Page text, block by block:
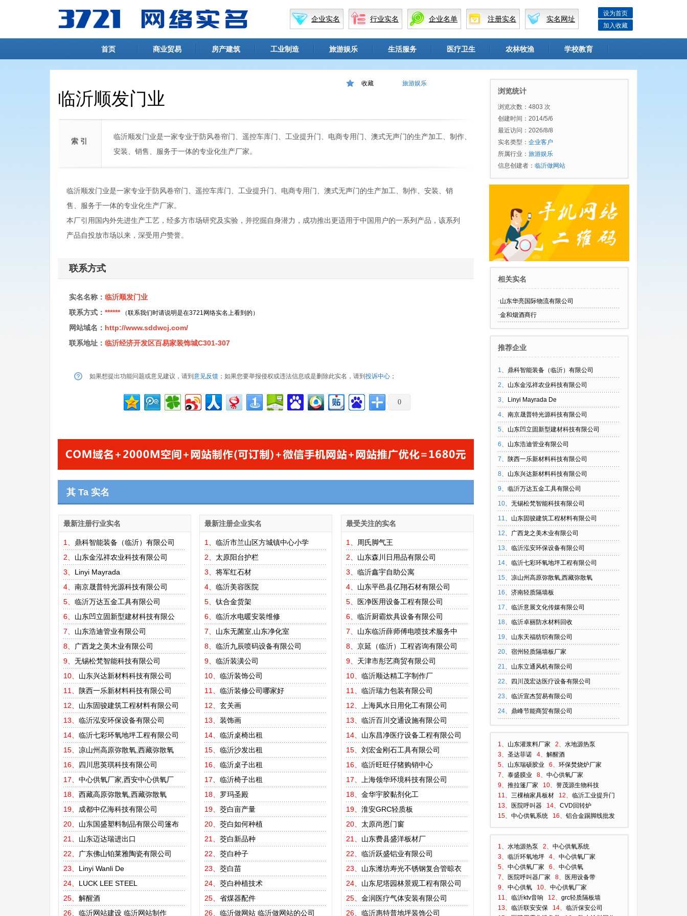
企业实名 行业实名 企业名单 注册实名 实名网址
设为首页
加入收藏
首页 商业贸易 房产建筑 工业制造 旅游娱乐 生活服务 医疗卫生 农林牧渔 学校教育
收藏 旅游娱乐
临沂顺发门业
索 引
临沂顺发门业是一家专业于防风卷帘门、遥控车库门、工业提升门、电商专用门、澳式无声门的生产加工、制作、
安装、销售、服务于一体的专业化生产厂家。
临沂顺发门业是一家专业于防风卷帘门、遥控车库门、工业提升门、电商专用门、澳式无声门的生产加工、制作、安装、销
售、服务于一体的专业化生产厂家。
本厂引用国内外先进生产工艺，经多方市场研究及实验，并挖掘自身潜力，成功推出更适用于中国用户的一系列产品，该系列
产品自投放市场以来，深受用户赞誉。
联系方式
实名名称： 临沂顺发门业
联系方式： ******（联系我们时请说明是在3721网络实名上看到的）
网站域名： http://www.sddwcj.com/
联系地址： 临沂经济开发区百易家装饰城C301-307
如果想提出功能问题或意见建议，请到 意见反馈 ；如果您要举报侵权或违法信息或是删除此实名，请到 投诉中心 ；
0
其 Ta 实名
最新注册行业实名
1、 鼎科智能装备（临沂）有限公司
2、 山东金泓祥农业科技有限公司
3、 Linyi Mayrada
4、 南京晟普特光源科技有限公司
5、 临沂万达五金工具有限公司
6、 山东凹立固新型建材科技有限公
7、 山东浩迪管业有限公司
8、
广西龙之美木业有限公司
9、 无锡松梵智能科技有限公司
10、 山东兴达新材料科技有限公司
11、
陕西一乐新材料科技有限公司
12、 山东固骏建筑工程材料有限公司
13、 临沂泓安环保设备有限公司
14、 临沂七彩环氧地坪工程有限公司
15、 凉山州高原弥散氧,西藏弥散氧
16、 四川思英琪科技有限公司
17、 中心供氧厂家,西安中心供氧厂
18、 西藏高原弥散氧,西藏弥散氧
19、 成都中亿海科技有限公司
20、 山东国盛塑料制品有限公司篷布
21、 山东迈达瑞进出口
22、
广东佛山铂莱雅陶瓷有限公司
23、 Linyi Wanli De
24、 LUCK LEE STEEL
25、 解醒酒
26、 临沂网站建设 临沂网站制作
最新注册企业实名
1、 临沂市兰山区方城镇中心小学
2、 太原阳台护栏
3、 将军红石材
4、 临沂美容医院
5、 钛合金货架
6、 临沂水电暖安装维修
7、 山东无菌室,山东净化室
8、 临沂九辰喷码设备有限公司
9、 临沂装潢公司
10、 临沂装饰公司
11、 临沂装修公司哪家好
12、 玄关画
13、 装饰画
14、 临沂桌椅出租
15、 临沂沙发出租
16、 临沂桌子出租
17、 临沂椅子出租
18、 罗玛圣殿
19、 茭白亩产量
20、 茭白如何种植
21、 茭白新品种
22、 茭白种子
23、 茭白苗
24、 茭白种植技术
25、 省煤器配件
26、 临沂做网站 临沂做网站的公司
最受关注的实名
1、
周氏脚气王
2、 山东森川日用品有限公司
3、 临沂鑫宇自助公寓
4、 山东平邑县亿翔石材有限公司
5、
医净医用设备工程有限公司
6、 临沂厨霸炊具设备有限公司
7、 山东临沂薛师傅电喷技术服务中
8、 京延（临沂）工程咨询有限公司
9、 天津市彤艺商贸有限公司
10、 临沂顺达精工字制作厂
11、 临沂瑞力包装有限公司
12、
上海凤水日用化工有限公司
13、 临沂百川交通设施有限公司
14、 山东昌净医疗设备工程有限公司
15、 刘宏金刚石工具有限公司
16、 临沂旺旺仔猪购销中心
17、
上海领华环境科技有限公司
18、 金华宇胶黏剂化工
19、 淮安GRC轻质板
20、 太原尚恩门窗
21、 山东费县盛洋板材厂
22、 临沂跃盛铝业有限公司
23、 山东潍坊寿光不锈钢复合管晾衣
24、 山东尼塔园林景观工程有限公司
25、 金润医疗气体安装有限公司
26、 临沂惠特普地坪装饰公司
浏览统计
浏览次数：4803 次
创建时间：2014/5/6
最近访问：2026/8/8
实名类型： 企业客户
所属行业： 旅游娱乐
信息创建者： 临沂做网站
相关实名
·山东华亮国际物流有限公司
·金和烟酒商行
推荐企业
1、 鼎科智能装备（临沂）有限公司
2、 山东金泓祥农业科技有限公司
3、 Linyi Mayrada De
4、 南京晟普特光源科技有限公司
5、 山东凹立固新型建材科技有限公司
6、 山东浩迪管业有限公司
7、 陕西一乐新材料科技有限公司
8、 山东兴达新材料科技有限公司
9、 临沂万达五金工具有限公司
10、 无锡松梵智能科技有限公司
11、 山东固骏建筑工程材料有限公司
12、 广西龙之美木业有限公司
13、 临沂泓安环保设备有限公司
14、 临沂七彩环氧地坪工程有限公司
15、 凉山州高原弥散氧,西藏弥散氧
16、 济南轻质隔墙板
17、 临沂意展文化传媒有限公司
18、 临沂卓丽防水材料回收
19、 山东天福纺织有限公司
20、 宿州轻质隔墙板厂家
21、 山东立通风机有限公司
22、 四川茂宏达医疗设备有限公司
23、 临沂宣杰贸易有限公司
24、 鼎峰节能商贸有限公司
1、 山东灌浆料厂家 2、 水地源热泵
3、 圣达菲诺 4、 解醒酒
5、 山东瑞硕胶业 6、 环保焚烧炉厂家
7、 泰盛膜业 8、 中心供氧厂家
9、 推拉篷厂家 10、 誉茂源生物科技
11、 三棵柚家具板材 12、 临沂工业提升门
13、
医院呼叫器 14、 CVD回转炉
15、 中心供氧系统 16、 铝合金踢脚线批发
1、 水地源热泵 2、 中心供氧系统
3、 临沂环氧地坪 4、 中心供氧厂家
5、 中心供氧厂家 6、 中心供氧
7、
医院呼叫器厂家 8、
医用设备带
9、 中心供氧 10、 中心供氧厂家
11、 临沂ktv音响 12、 grc轻质隔板墙
13、 临沂联安安保 14、 临沂保安公司